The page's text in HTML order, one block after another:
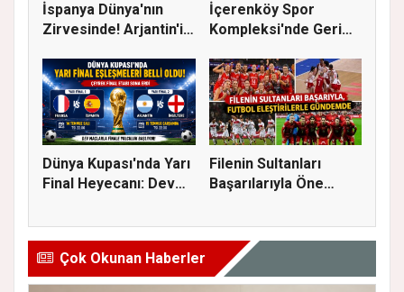
İspanya Dünya'nın
Zirvesinde! Arjantin'i
İçerenköy Spor
Kompleksi'nde Geri
Dünya Kupası'nda Yarı
Final Heyecanı: Dev
Filenin Sultanları
Başarılarıyla Öne
Çok Okunan Haberler